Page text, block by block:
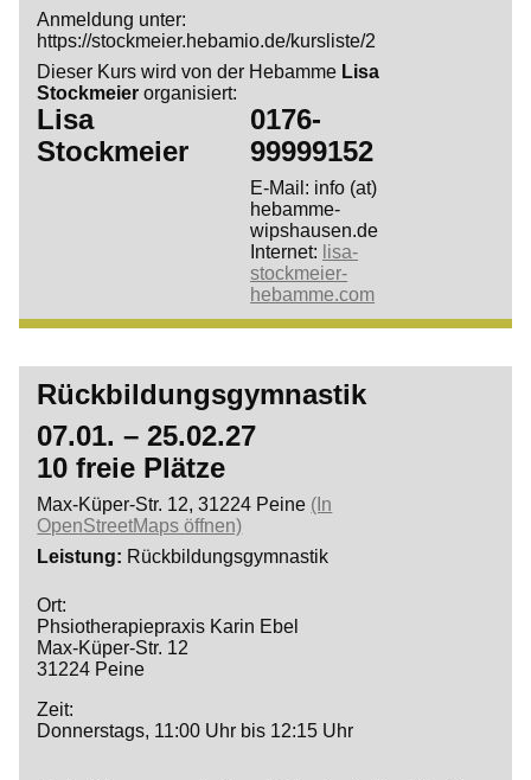
Anmeldung unter:
https://stockmeier.hebamio.de/kursliste/2
Dieser Kurs wird von der Hebamme Lisa
Stockmeier organisiert:
Lisa
Stockmeier
0176-
99999152
E-Mail: info (at)
hebamme-
wipshausen.de
Internet: lisa-
stockmeier-
hebamme.com
Rückbildungsgymnastik
07.01. – 25.02.27
10 freie Plätze
Max-Küper-Str. 12, 31224 Peine (In
OpenStreetMaps öffnen)
Leistung
Rückbildungsgymnastik
Ort:
Phsiotherapiepraxis Karin Ebel
Max-Küper-Str. 12
31224 Peine
Zeit:
Donnerstags, 11:00 Uhr bis 12:15 Uhr